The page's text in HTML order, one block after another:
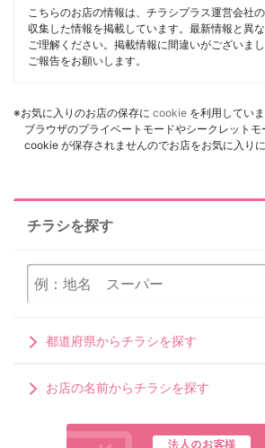
こちらのお店の情報は、チラシプラス運営会社
収集した情報を掲載しています。最新情報と異
ご理解ください。掲載情報に間違いがございま
ご報告をお願いします。
※お気に入りのお店の保存に cookie を利用していま
ブラウザのプライベートモードやシークレット
cookie が保存されませんのでお店をお気に入りに
チラシを探す
都道府県からチラシを探す
お店の名前からチラシを探す